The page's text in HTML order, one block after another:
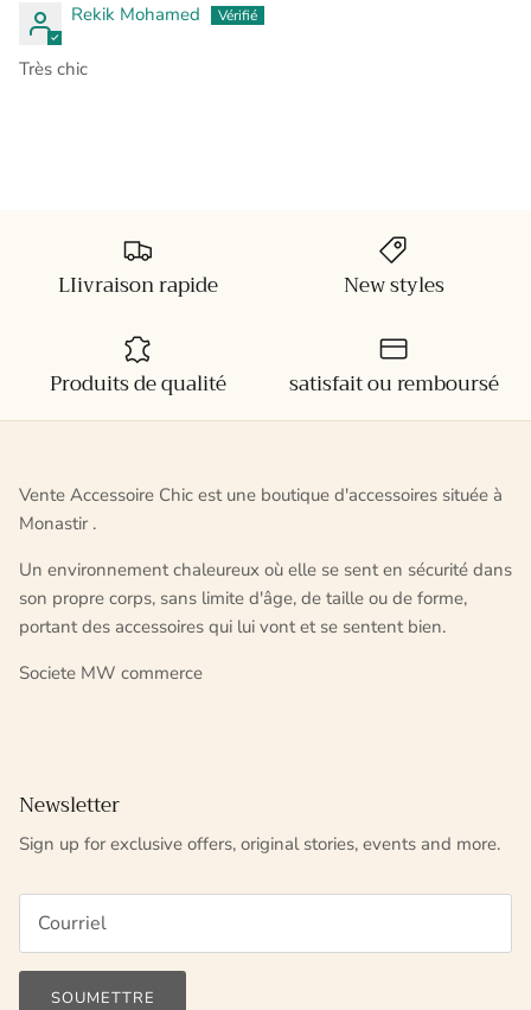
Rekik Mohamed
Très chic
LIivraison rapide New styles
Produits de qualité satisfait ou remboursé
Vente Accessoire Chic est une boutique d'accessoires située à
Monastir .
Un environnement chaleureux où elle se sent en sécurité dans
son propre corps, sans limite d'âge, de taille ou de forme,
portant des accessoires qui lui vont et se sentent bien.
Societe MW commerce
Newsletter
Sign up for exclusive offers, original stories, events and more.
SOUMETTRE